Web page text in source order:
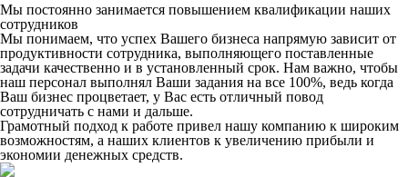
Мы постоянно занимается повышением квалификации наших
сотрудников
Мы понимаем, что успех Вашего бизнеса напрямую зависит от
продуктивности сотрудника, выполняющего поставленные
задачи качественно и в установленный срок. Нам важно, чтобы
наш персонал выполнял Ваши задания на все 100%, ведь когда
Ваш бизнес процветает, у Вас есть отличный повод
сотрудничать с нами и дальше.
Грамотный подход к работе привел нашу компанию к широким
возможностям, а наших клиентов к увеличению прибыли и
экономии денежных средств.